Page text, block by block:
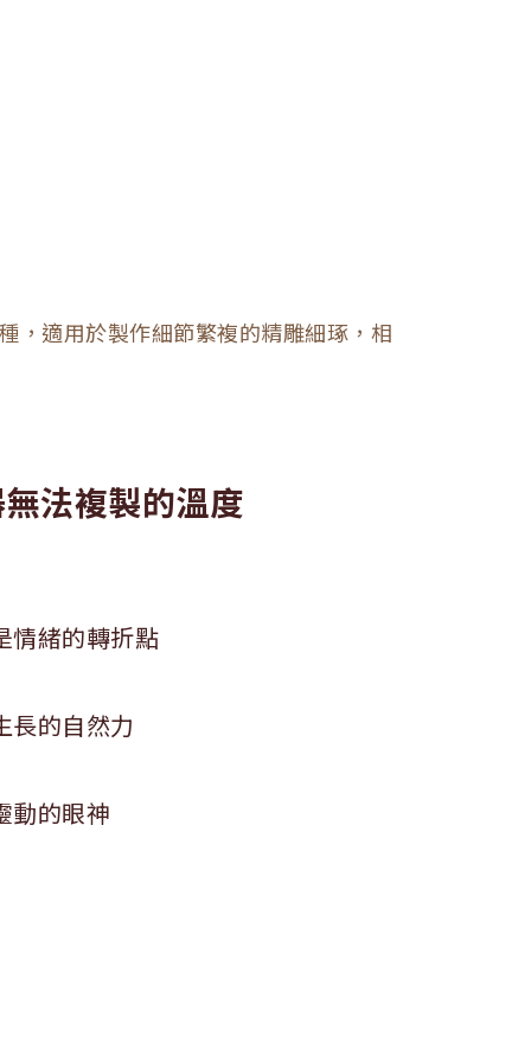
，適用於製作細節繁複的精雕細琢，相
無法複製的溫度
情緒的轉折點
長的自然力
動的眼神